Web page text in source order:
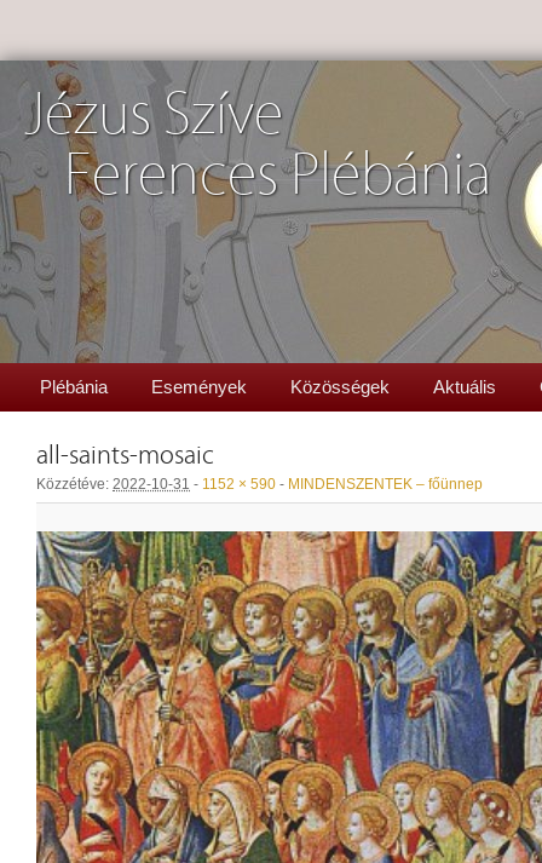
Jézus Szíve
Ferences Plébánia
Plébánia Események Közösségek Aktuális
all-saints-mosaic
Közzétéve: 2022-10-31 - 1152 × 590 - MINDENSZENTEK – főünnep